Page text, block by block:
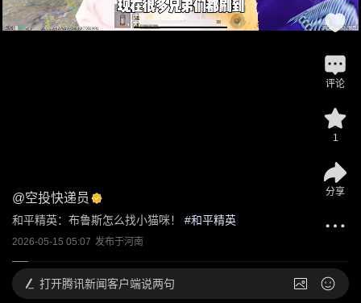
@空投快递员
和平精英：布鲁斯怎么找小猫咪！ #和平精英
2026-05-15 05:07 发布于河南
评论
1
分享
打开腾讯新闻客户端说两句